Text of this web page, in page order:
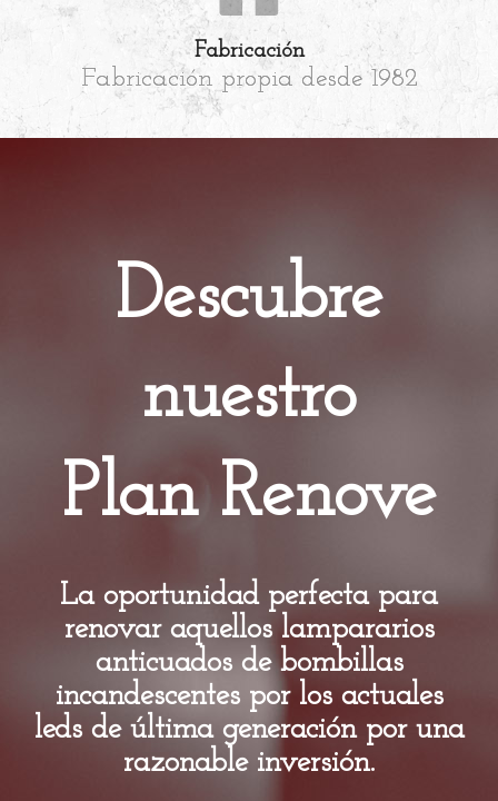
Fabricación
Fabricación propia desde 1982
Descubre
nuestro
Plan Renove
La oportunidad perfecta para
renovar aquellos lampararios
anticuados de bombillas
incandescentes por los actuales
leds de última generación por una
razonable inversión.